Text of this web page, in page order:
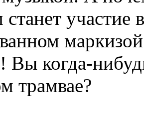
участие
когда-
трамвае?